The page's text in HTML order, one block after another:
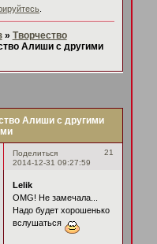
» Творчество
Алиши с другими
Алиши с другими
Поделиться
21
2014-12-31 09:27:59
Lelik
OMG! Не замечала...
Надо будет хорошенько
вслушаться